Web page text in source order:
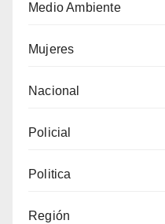
Medio Ambiente
Mujeres
Nacional
Policial
Politica
Región